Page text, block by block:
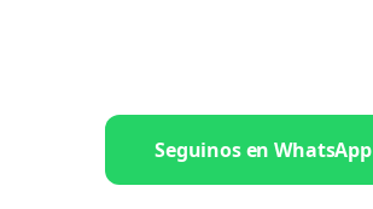
Seguinos en WhatsApp